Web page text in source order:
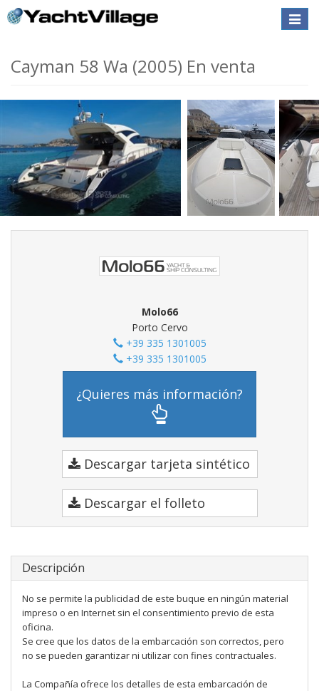
Toggle
Cayman 58 Wa (2005) En venta
Molo66
Porto Cervo
+39 335 1301005
+39 335 1301005
¿Quieres más información?
Descargar tarjeta sintético
Descargar el folleto
Descripción
No se permite la publicidad de este buque en ningún material
impreso o en Internet sin el consentimiento previo de esta
oficina.
Se cree que los datos de la embarcación son correctos, pero
no se pueden garantizar ni utilizar con fines contractuales.
La Compañía ofrece los detalles de esta embarcación de